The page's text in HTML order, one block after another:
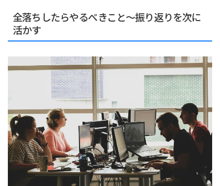
全落ちしたらやるべきこと～振り返りを次に
活かす